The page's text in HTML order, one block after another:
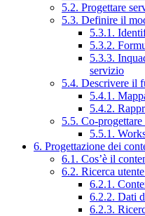
5.2. Progettare
5.3. Definire il
5.3.1.
5.3.2.
5.3.3.
servizio
5.4. Descrivere il
5.4.1.
5.4.2.
5.5. Co-
5.5.1.
6. Progettazione dei
6.1. Cos’è il
6.2. Ricerca
6.2.1.
6.2.2. Dati
6.2.3.